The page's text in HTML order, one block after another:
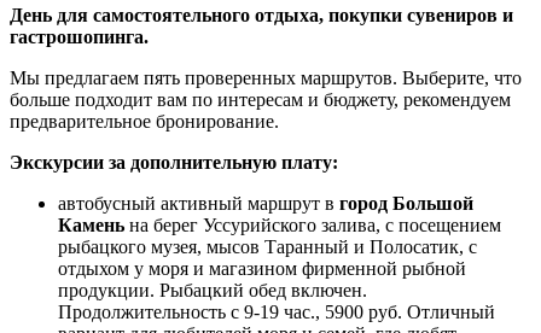
День для самостоятельного отдыха, покупки сувениров и
гастрошопинга.
Мы предлагаем пять проверенных маршрутов. Выберите, что
больше подходит вам по интересам и бюджету, рекомендуем
предварительное бронирование.
Экскурсии за дополнительную плату:
автобусный активный маршрут в город Большой
Камень на берег Уссурийского залива, с посещением
рыбацкого музея, мысов Таранный и Полосатик, с
отдыхом у моря и магазином фирменной рыбной
продукции. Рыбацкий обед включен.
Продолжительность с 9-19 час., 5900 руб. Отличный